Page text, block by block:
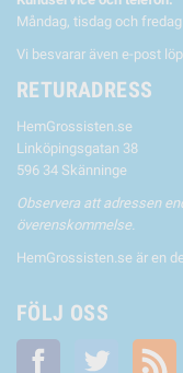
Måndag, tisdag och
Vi besvarar även e-post
RETURADRESS
HemGrossisten.se
Linköpingsgatan 38
596 34 Skänninge
Observera att adressen
överenskommelse.
HemGrossisten.se är en
FÖLJ OSS
Facebook Twitter